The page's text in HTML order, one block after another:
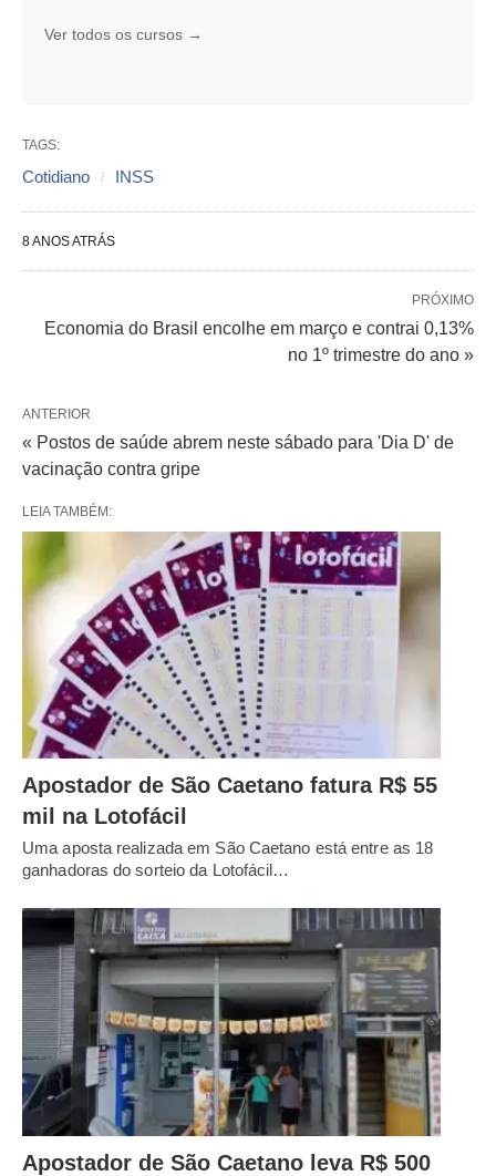
Ver todos os cursos →
TAGS:
Cotidiano INSS
8 ANOS ATRÁS
PRÓXIMO
Economia do Brasil encolhe em março e contrai 0,13%
no 1º trimestre do ano »
ANTERIOR
« Postos de saúde abrem neste sábado para 'Dia D' de
vacinação contra gripe
LEIA TAMBÉM:
Apostador de São Caetano fatura R$ 55
mil na Lotofácil
Uma aposta realizada em São Caetano está entre as 18
ganhadoras do sorteio da Lotofácil…
Apostador de São Caetano leva R$ 500